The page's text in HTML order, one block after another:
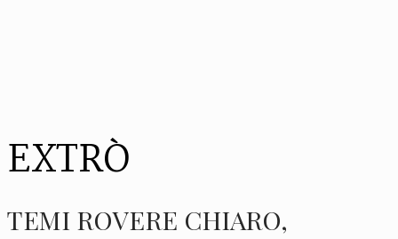
EXTRÒ
TEMI ROVERE CHIARO,